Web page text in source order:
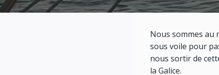
Nous sommes au
sous voile pour
nous sortir de
la Galice.